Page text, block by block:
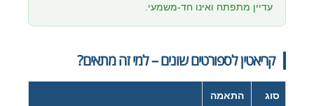
עדיין מתפתח ואינו חד-משמעי.
קריאטין לספורטים שונים – למי זה מתאים?
סוג
התאמה